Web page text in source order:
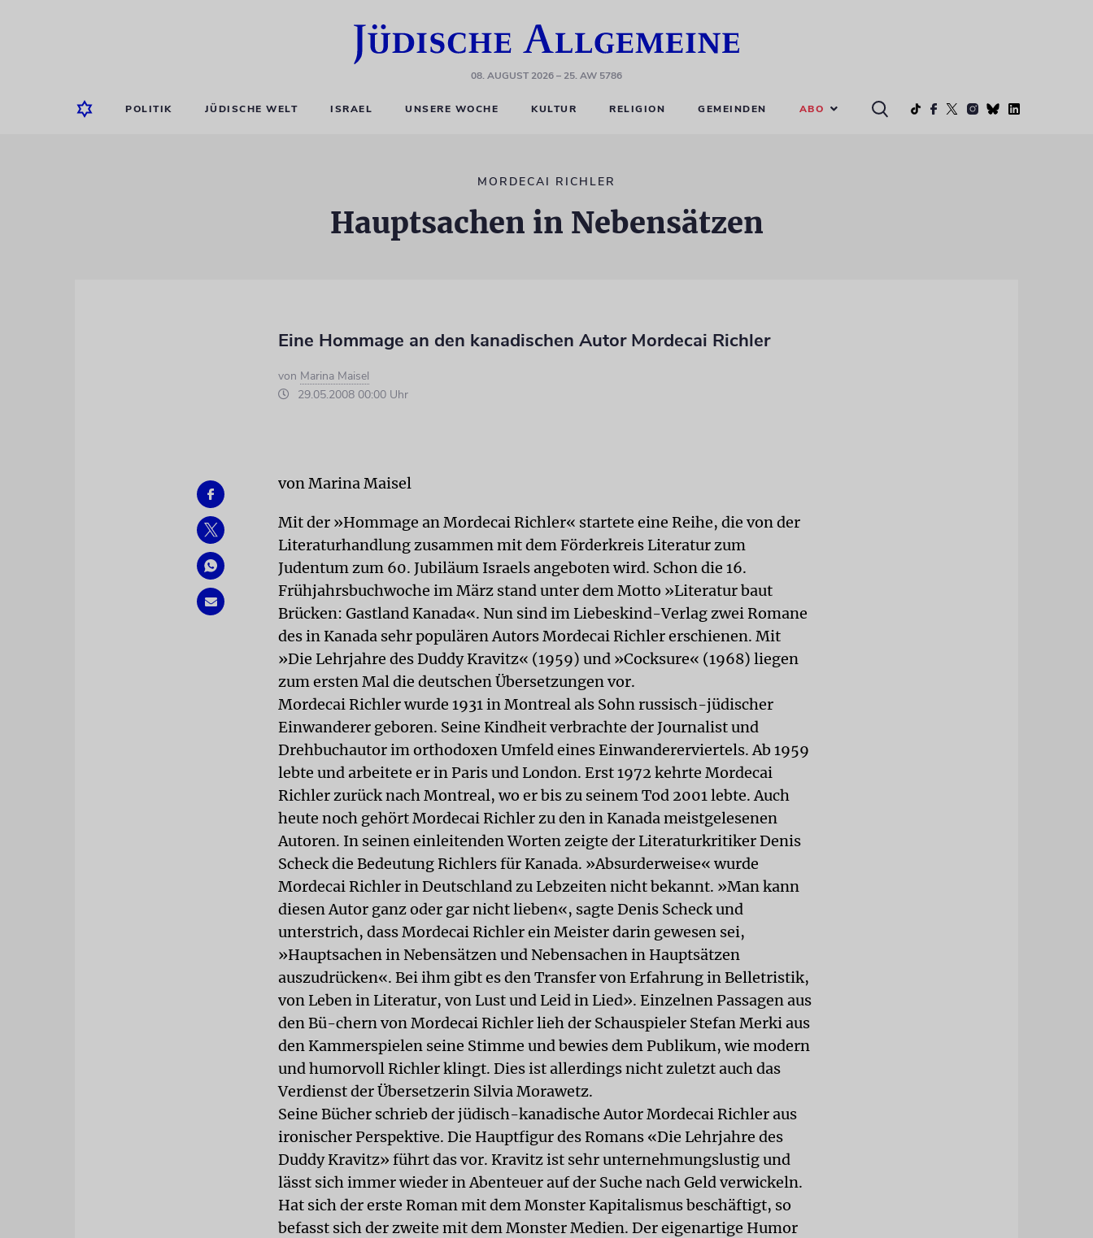
08. AUGUST 2026– 25. AW 5786
POLITIK JÜDISCHE WELT ISRAEL UNSERE WOCHE KULTUR RELIGION GEMEINDEN ABO
MORDECAI RICHLER
Hauptsachen in Nebensätzen
Eine Hommage an den kanadischen Autor Mordecai Richler
von Marina Maisel
29.05.2008 00:00 Uhr
von Marina Maisel
Mit der »Hommage an Mordecai Richler« startete eine Reihe, die von der
Literaturhandlung zusammen mit dem Förderkreis Literatur zum
Judentum zum 60. Jubiläum Israels angeboten wird. Schon die 16.
Frühjahrsbuchwoche im März stand unter dem Motto »Literatur baut
Brücken: Gastland Kanada«. Nun sind im Liebeskind-Verlag zwei Romane
des in Kanada sehr populären Autors Mordecai Richler erschienen. Mit
»Die Lehrjahre des Duddy Kravitz« (1959) und »Cocksure« (1968) liegen
zum ersten Mal die deutschen Übersetzungen vor.
Mordecai Richler wurde 1931 in Montreal als Sohn russisch-jüdischer
Einwanderer geboren. Seine Kindheit verbrachte der Journalist und
Drehbuchautor im orthodoxen Umfeld eines Einwandererviertels. Ab 1959
lebte und arbeitete er in Paris und London. Erst 1972 kehrte Mordecai
Richler zurück nach Montreal, wo er bis zu seinem Tod 2001 lebte. Auch
heute noch gehört Mordecai Richler zu den in Kanada meistgelesenen
Autoren. In seinen einleitenden Worten zeigte der Literaturkritiker Denis
Scheck die Bedeutung Richlers für Kanada. »Absurderweise« wurde
Mordecai Richler in Deutschland zu Lebzeiten nicht bekannt. »Man kann
diesen Autor ganz oder gar nicht lieben«, sagte Denis Scheck und
unterstrich, dass Mordecai Richler ein Meister darin gewesen sei,
»Hauptsachen in Nebensätzen und Nebensachen in Hauptsätzen
auszudrücken«. Bei ihm gibt es den Transfer von Erfahrung in Belletristik,
von Leben in Literatur, von Lust und Leid in Lied». Einzelnen Passagen aus
den Bü-chern von Mordecai Richler lieh der Schauspieler Stefan Merki aus
den Kammerspielen seine Stimme und bewies dem Publikum, wie modern
und humorvoll Richler klingt. Dies ist allerdings nicht zuletzt auch das
Verdienst der Übersetzerin Silvia Morawetz.
Seine Bücher schrieb der jüdisch-kanadische Autor Mordecai Richler aus
ironischer Perspektive. Die Hauptfigur des Romans «Die Lehrjahre des
Duddy Kravitz» führt das vor. Kravitz ist sehr unternehmungslustig und
lässt sich immer wieder in Abenteuer auf der Suche nach Geld verwickeln.
Hat sich der erste Roman mit dem Monster Kapitalismus beschäftigt, so
befasst sich der zweite mit dem Monster Medien. Der eigenartige Humor